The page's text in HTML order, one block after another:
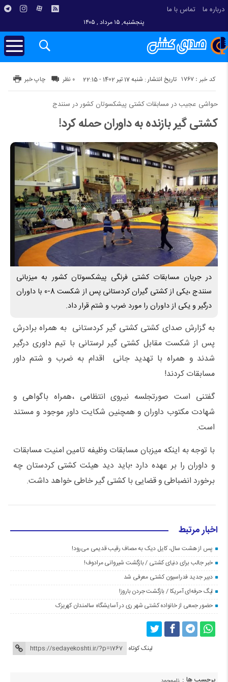
درباره ما تماس با ما
پنجشنبه, ۱۵ مرداد , ۱۴۰۵
تاریخ انتشار : شنبه 17 تیر 1402 - 22:15 کد خبر : 1767 چاپ خبر ۰ نظر
حواشی عجیب در مسابقات کشتی پیشکسوتان کشور در سنندج
کشتی گیر بازنده به داوران حمله کرد!
در جریان مسابقات کشتی فرنگی پیشکسوتان کشور به میزبانی
سنندج ،یکی از کشتی گیران کردستانی پس از شکست 8-0 با داوران
درگیر و یکی از داوران را مورد ضرب و شتم قرار داد.
به گزارش صدای کشتی کشتی گیر کردستانی به همراه برادرش
پس از شکست مقابل کشتی گیر لرستانی با تیم داوری درگیر
شدند و همراه با تهدید جانی اقدام به ضرب و شتم داور
مسابقات کردند!
گفتنی است صورتجلسه نیروی انتظامی ،همراه باگواهی و
شهادت مکتوب داوران و همچنین شکایت داور موجود و مستند
است.
با توجه به اینکه میزبان مسابقات وظیفه تامین امنیت مسابقات
و داوران را بر عهده دارد ؛باید دید هیئت کشتی کردستان چه
برخورد انضباطی و قضایی با کشتی گیر خاطی خواهد داشت.
اخبار مرتبط
پس از هشت سال، کایل دیک به مصاف رقیب قدیمی می‌رود!
خبر جالب برای دنیای کشتی / بازگشت شیروانی مرادوف!
دبیر جدید فدراسیون کشتی معرفی شد
لیگ حرفه‌ای آمریکا / بازگشت جردن باروز!
حضور جمعی از خانواده کشتی شهر ری در آسایشگاه سالمندان کهریزک
لینک کوتاه